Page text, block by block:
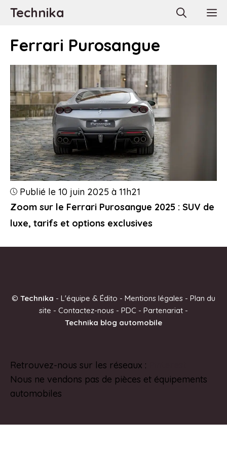
AllerTechnika
Ferrari Purosangue
Zoom sur le Ferrari Purosangue 2025 : SUV de
luxe, tarifs et options exclusives
Publié le 10 juin 2025 à 11h21
© Technika - L'équipe & Édito - Mentions légales - Plan du
site - Contactez-nous - PDC - Partenariat -
Technika blog automobile
Retrouvez-nous sur les réseaux :
Nous ne vendons pas de pièces et équipements
automobiles